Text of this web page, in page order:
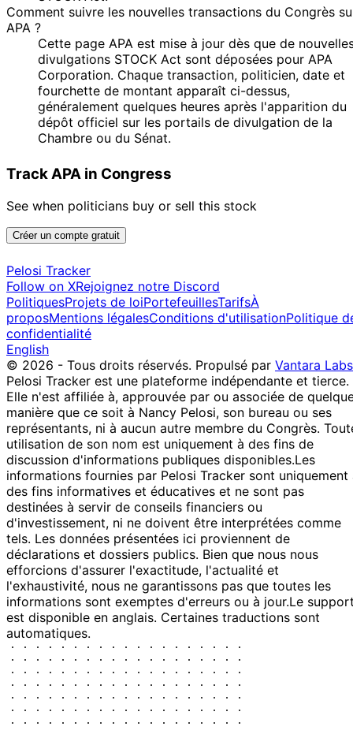
Comment suivre les nouvelles transactions du Congrès
APA ?
Cette page APA est mise à jour dès que de
divulgations STOCK Act sont déposées pour APA
Corporation. Chaque transaction, politicien, date et
fourchette de montant apparaît ci-dessus,
généralement quelques heures après l'apparition du
dépôt officiel sur les portails de divulgation de la
Chambre ou du Sénat.
Track APA in Congress
See when politicians buy or sell this stock
Créer un compte gratuit
Pelosi Tracker
Follow on XRejoignez notre Discord
PolitiquesProjets de loiPortefeuillesTarifsÀ
proposMentions légalesConditions d'utilisationPolitique
confidentialité
English
© 2026 - Tous droits réservés. Propulsé par Vantara Labs
Pelosi Tracker est une plateforme indépendante et tierce.
Elle n'est affiliée à, approuvée par ou associée de
manière que ce soit à Nancy Pelosi, son bureau ou ses
représentants, ni à aucun autre membre du Congrès.
utilisation de son nom est uniquement à des fins de
discussion d'informations publiques disponibles.Les
informations fournies par Pelosi Tracker sont uniquement
des fins informatives et éducatives et ne sont pas
destinées à servir de conseils financiers ou
d'investissement, ni ne doivent être interprétées comme
tels. Les données présentées ici proviennent de
déclarations et dossiers publics. Bien que nous nous
efforcions d'assurer l'exactitude, l'actualité et
l'exhaustivité, nous ne garantissons pas que toutes les
informations sont exemptes d'erreurs ou à jour.Le
est disponible en anglais. Certaines traductions sont
automatiques.